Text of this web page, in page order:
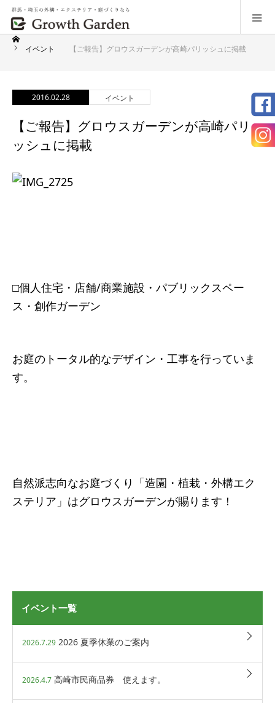
イベント 【ご報告】グロウスガーデンが高崎パリッシュに掲載
2016.02.28 イベント
【ご報告】グロウスガーデンが高崎パリ
ッシュに掲載
□個人住宅・店舗/商業施設・パブリックスペー
ス・創作ガーデン
お庭のトータル的なデザイン・工事を行っていま
す。
自然派志向なお庭づくり「造園・植栽・外構エク
ステリア」はグロウスガーデンが賜ります！
イベント一覧
2026.7.29 2026 夏季休業のご案内
2026.4.7 高崎市民商品券 使えます。